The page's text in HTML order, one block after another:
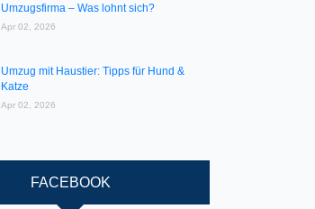
Umzugsfirma – Was lohnt sich?
Apr 02, 2026
Umzug mit Haustier: Tipps für Hund &
Katze
Apr 02, 2026
FACEBOOK